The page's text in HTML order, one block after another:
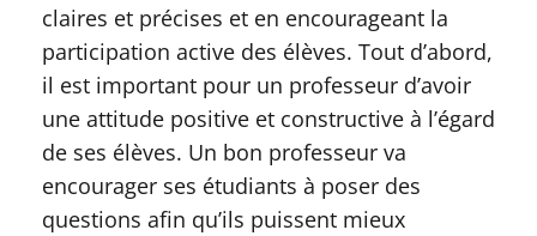
claires et précises et en encourageant la
participation active des élèves. Tout d’abord,
il est important pour un professeur d’avoir
une attitude positive et constructive à l’égard
de ses élèves. Un bon professeur va
encourager ses étudiants à poser des
questions afin qu’ils puissent mieux